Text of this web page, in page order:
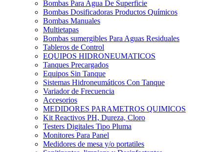
Bombas Para Agua De Superficie
Bombas Dosificadoras Productos Químicos
Bombas Manuales
Multietapas
Bombas sumergibles Para Aguas Residuales
Tableros de Control
EQUIPOS HIDRONEUMATICOS
Tanques Precargados
Equipos Sin Tanque
Sistemas Hidroneumáticos Con Tanque
Variador de Frecuencia
Accesorios
MEDIDORES PARAMETROS QUIMICOS
Kit Reactivos PH, Dureza, Cloro
Testers Digitales Tipo Pluma
Monitores Para Panel
Medidores de mesa y/o portatiles